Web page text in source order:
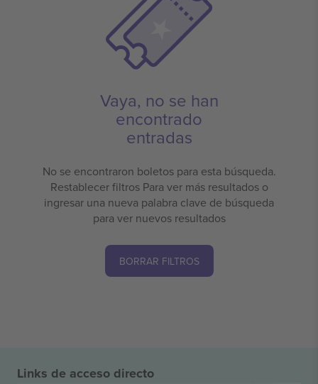
Vaya, no se han
encontrado
entradas
No se encontraron boletos para esta búsqueda.
Restablecer filtros Para ver más resultados o
ingresar una nueva palabra clave de búsqueda
para ver nuevos resultados
BORRAR FILTROS
Links de acceso directo